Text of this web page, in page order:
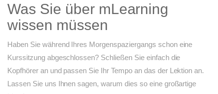
Was Sie über mLearning
wissen müssen
Haben Sie während Ihres Morgenspaziergangs schon eine
Kurssitzung abgeschlossen? Schließen Sie einfach die
Kopfhörer an und passen Sie Ihr Tempo an das der Lektion an.
Lassen Sie uns Ihnen sagen, warum dies so eine großartige